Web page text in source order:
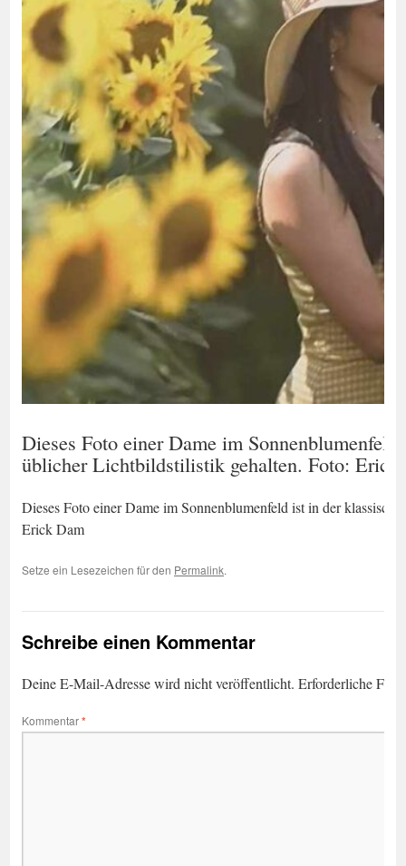
Dieses Foto einer Dame im
üblicher Lichtbildstilistik gehalten. Foto: Erick
Dieses Foto einer Dame im Sonnenblumenfeld ist in der
Erick Dam
Setze ein Lesezeichen für den Permalink.
Schreibe einen Kommentar
Deine E-Mail-Adresse wird nicht veröffentlicht. Erforderliche
Kommentar*